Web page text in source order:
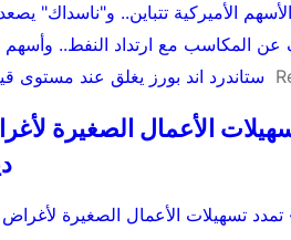
الأسهم الأميركية تتباين.. و"ناسداك" يصعد 0.71% بعد تراجع مفاجئ
المكاسب مع ارتداد النفط.. وأسهم
ستاندرد اند بورز يغلق عند مستوى